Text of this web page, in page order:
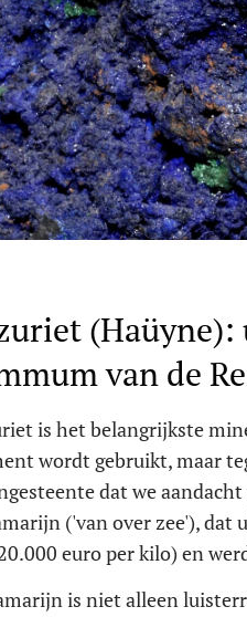
van de
is het belangrijkste
wordt gebruikt, maar
dat we
('van over zee'), dat
euro per kilo) en
is niet alleen